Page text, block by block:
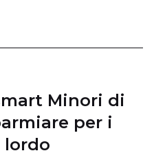
Minori di
per i
lordo